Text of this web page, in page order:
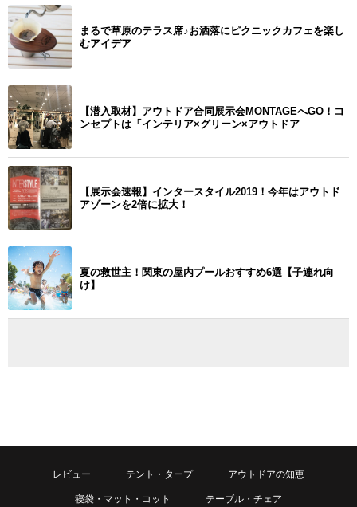
まるで草原のテラス席♪お洒落にピクニックカフェを楽し
むアイデア
【潜入取材】アウトドア合同展示会MONTAGEへGO！コ
ンセプトは「インテリア×グリーン×アウトドア
【展示会速報】インタースタイル2019！今年はアウトド
アゾーンを2倍に拡大！
夏の救世主！関東の屋内プールおすすめ6選【子連れ向
け】
レビュー テント・タープ アウトドアの知恵
寝袋・マット・コット テーブル・チェア